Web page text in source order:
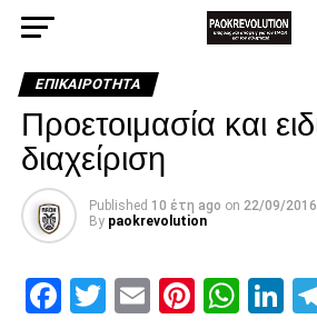
ΕΠΙΚΑΙΡΌΤΗΤΑ
Προετοιμασία και
διαχείριση
Published 10 έτη ago on 22/09/2016
By paokrevolution
Facebook
Twitter
Email